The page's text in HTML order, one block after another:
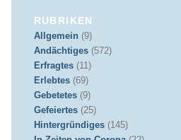
RUBRIKEN
Allgemein (9)
Andächtiges(572)
Erfragtes(11)
Erlebtes(69)
Gebetetes(9)
Gefeiertes(25)
Hintergründiges(145)